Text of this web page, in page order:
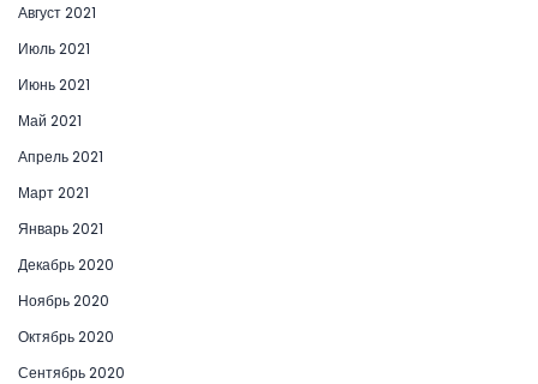
Август 2021
Июль 2021
Июнь 2021
Май 2021
Апрель 2021
Март 2021
Январь 2021
Декабрь 2020
Ноябрь 2020
Октябрь 2020
Сентябрь 2020